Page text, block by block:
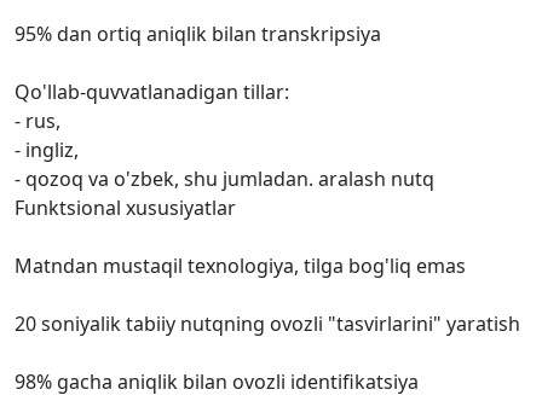
95% dan ortiq aniqlik bilan transkripsiya
Qo'llab-quvvatlanadigan tillar:
- rus,
- ingliz,
- qozoq va o'zbek, shu jumladan. aralash nutq
Funktsional xususiyatlar
Matndan mustaqil texnologiya, tilga bog'liq emas
20 soniyalik tabiiy nutqning ovozli "tasvirlarini" yaratish
98% gacha aniqlik bilan ovozli identifikatsiya